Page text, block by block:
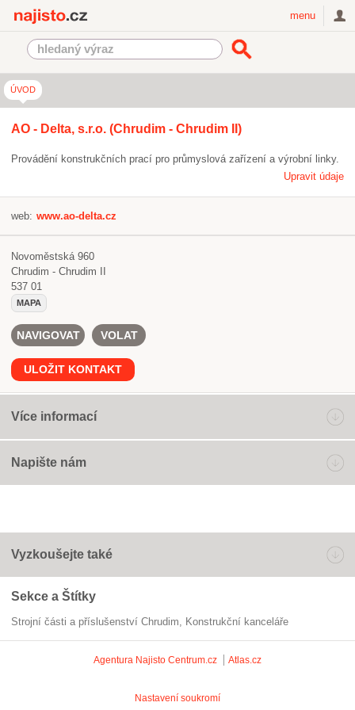
menu
ÚVOD
AO - Delta, s.r.o. (Chrudim - Chrudim II)
Provádění konstrukčních prací pro průmyslová zařízení a výrobní linky.
Upravit údaje
web: www.ao-delta.cz
Novoměstská 960
Chrudim - Chrudim II
537 01
MAPA
NAVIGOVAT VOLAT
ULOŽIT KONTAKT
Více informací
Napište nám
Vyzkoušejte také
Sekce a Štítky
Strojní části a příslušenství Chrudim konstrukční kanceláře
Agentura Najisto Centrum.cz Atlas.cz
Nastavení soukromí